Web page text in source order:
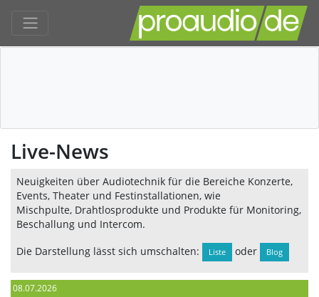
Live-News
Neuigkeiten über Audiotechnik für die Bereiche Konzerte,
Events, Theater und Festinstallationen, wie
Mischpulte, Drahtlosprodukte und Produkte für Monitoring,
Beschallung und Intercom.
Die Darstellung lässt sich umschalten:
Liste oder Blog
08.07.2026